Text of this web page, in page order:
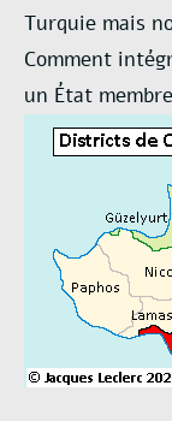
Turquie mais
Comment
un État